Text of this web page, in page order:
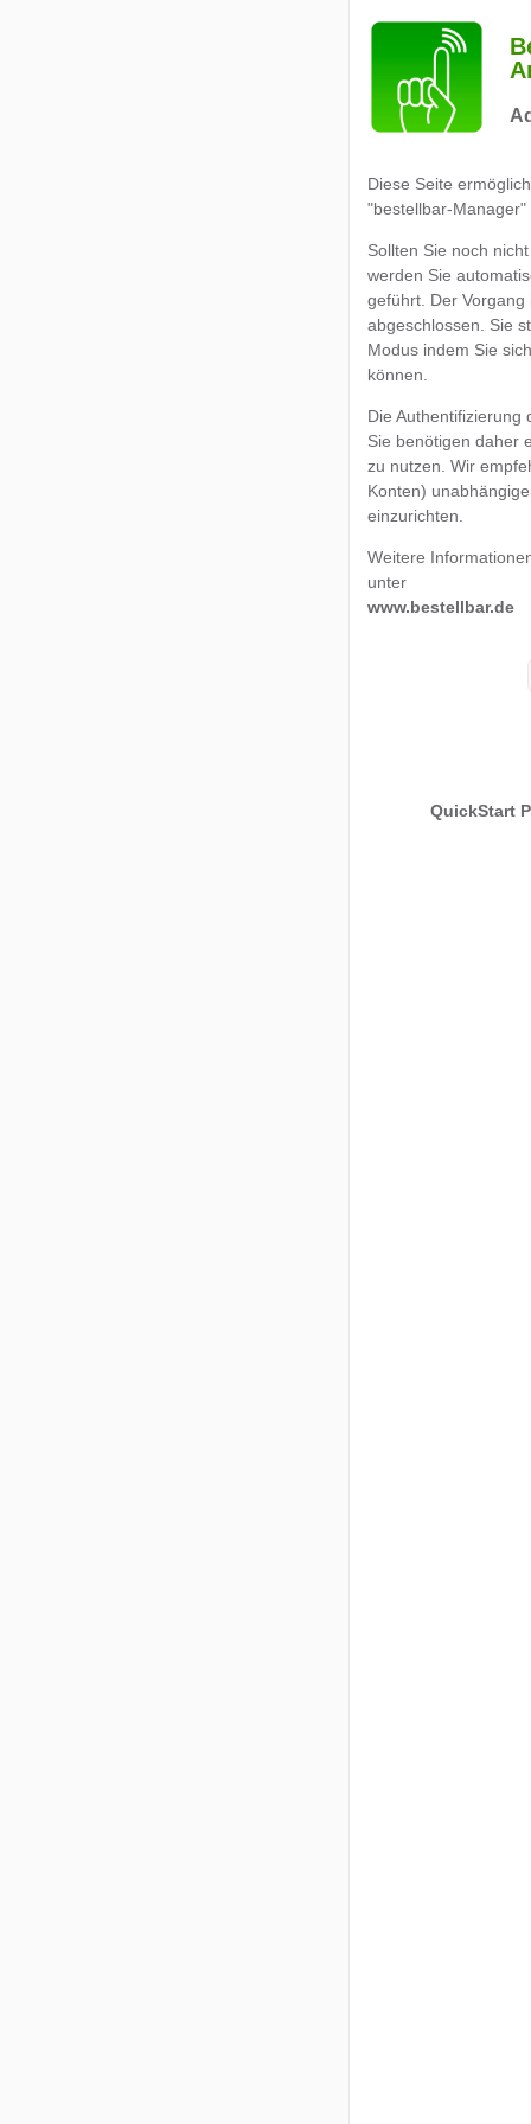
Diese Seite
"bestellbar-
Sollten Sie noch
werden Sie
geführt. Der
abgeschlossen. Sie
Modus indem Sie
können.
Die Authentifizierung
Sie benötigen daher
zu nutzen. Wir
Konten)
einzurichten.
Weitere
unter
www.bestellbar.de
QuickStart